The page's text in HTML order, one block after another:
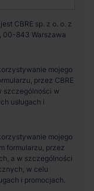
CBRE sp. z o. o. z
00-843 Warszawa
mojego
przez CBRE
szczególności w
usługach i
mojego
formularzu, przez
a w szczególności
w celu
i promocjach.